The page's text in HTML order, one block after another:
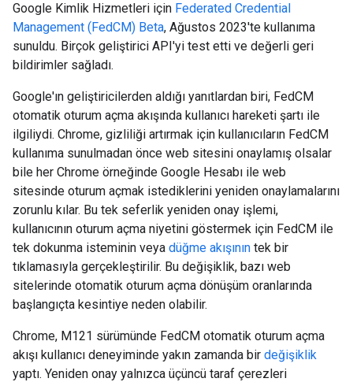
Google Kimlik Hizmetleri için Federated Credential
Management (FedCM) Beta, Ağustos 2023'te kullanıma
sunuldu. Birçok geliştirici API'yi test etti ve değerli geri
bildirimler sağladı.
Google'ın geliştiricilerden aldığı yanıtlardan biri, FedCM
otomatik oturum açma akışında kullanıcı hareketi şartı ile
ilgiliydi. Chrome, gizliliği artırmak için kullanıcıların FedCM
kullanıma sunulmadan önce web sitesini onaylamış olsalar
bile her Chrome örneğinde Google Hesabı ile web
sitesinde oturum açmak istediklerini yeniden onaylamalarını
zorunlu kılar. Bu tek seferlik yeniden onay işlemi,
kullanıcının oturum açma niyetini göstermek için FedCM ile
tek dokunma isteminin veya düğme akışının tek bir
tıklamasıyla gerçekleştirilir. Bu değişiklik, bazı web
sitelerinde otomatik oturum açma dönüşüm oranlarında
başlangıçta kesintiye neden olabilir.
Chrome, M121 sürümünde FedCM otomatik oturum açma
akışı kullanıcı deneyiminde yakın zamanda bir değişiklik
yaptı. Yeniden onay yalnızca üçüncü taraf çerezleri